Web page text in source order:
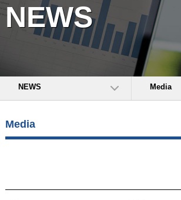
NEWS
NEWS Media
Media